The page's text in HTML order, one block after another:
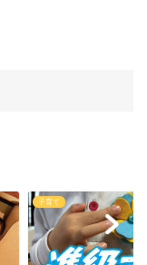
子育て